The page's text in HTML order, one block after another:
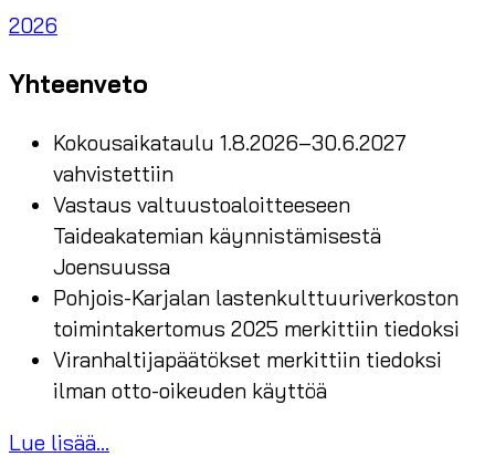
2026
Yhteenveto
Kokousaikataulu 1.8.2026–30.6.2027
vahvistettiin
Vastaus valtuustoaloitteeseen
Taideakatemian käynnistämisestä
Joensuussa
Pohjois-Karjalan lastenkulttuuriverkoston
toimintakertomus 2025 merkittiin tiedoksi
Viranhaltijapäätökset merkittiin tiedoksi
ilman otto-oikeuden käyttöä
Lue lisää...